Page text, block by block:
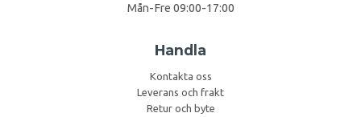
Mån-Fre 09:00-17:00
Handla
Kontakta oss
Leverans och frakt
Retur och byte